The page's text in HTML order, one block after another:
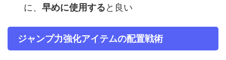
に、 早めに使用すると良い
ジャンプ力強化アイテムの配置戦術